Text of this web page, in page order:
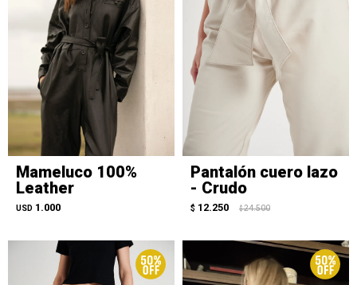
Mameluco 100%
Leather
USD 1.000
Pantalón cuero lazo
- Crudo
$ 12.250 $ 24.500